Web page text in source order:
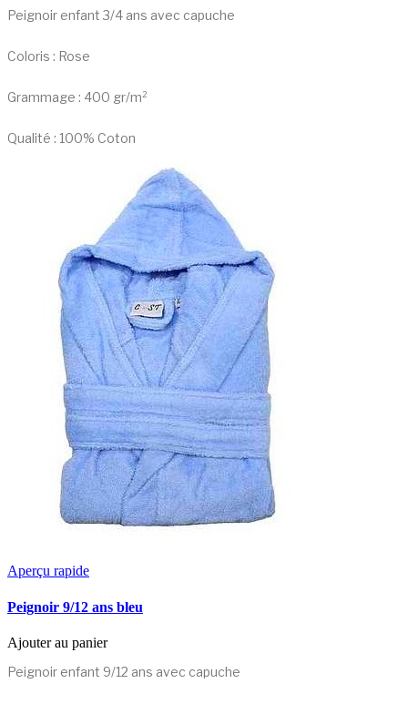
Peignoir enfant 3/4 ans avec capuche
Coloris : Rose
Grammage : 400 gr/m²
Qualité : 100% Coton
Aperçu rapide
Peignoir 9/12 ans bleu
Ajouter au panier
Peignoir enfant 9/12 ans avec capuche